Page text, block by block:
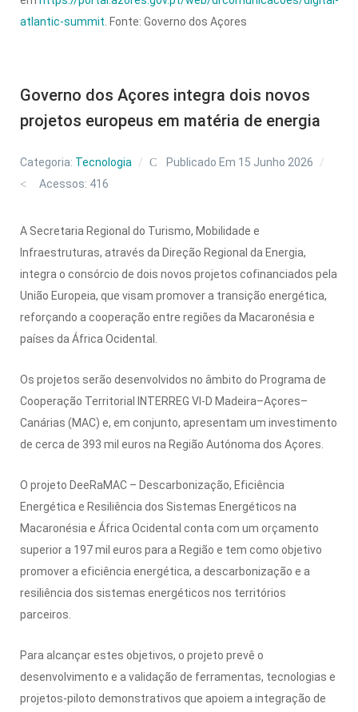
atlantic-summit . Fonte: Governo dos Açores
Governo dos Açores integra dois novos
projetos europeus em matéria de energia
Categoria: Tecnologia
Publicado Em 15 Junho 2026
Acessos: 416
A Secretaria Regional do Turismo, Mobilidade e
Infraestruturas, através da Direção Regional da Energia,
integra o consórcio de dois novos projetos cofinanciados pela
União Europeia, que visam promover a transição energética,
reforçando a cooperação entre regiões da Macaronésia e
países da África Ocidental.
Os projetos serão desenvolvidos no âmbito do Programa de
Cooperação Territorial INTERREG VI-D Madeira–Açores–
Canárias (MAC) e, em conjunto, apresentam um investimento
de cerca de 393 mil euros na Região Autónoma dos Açores.
O projeto DeeRaMAC – Descarbonização, Eficiência
Energética e Resiliência dos Sistemas Energéticos na
Macaronésia e África Ocidental conta com um orçamento
superior a 197 mil euros para a Região e tem como objetivo
promover a eficiência energética, a descarbonização e a
resiliência dos sistemas energéticos nos territórios
parceiros.
Para alcançar estes objetivos, o projeto prevê o
desenvolvimento e a validação de ferramentas, tecnologias e
projetos-piloto demonstrativos que apoiem a integração de